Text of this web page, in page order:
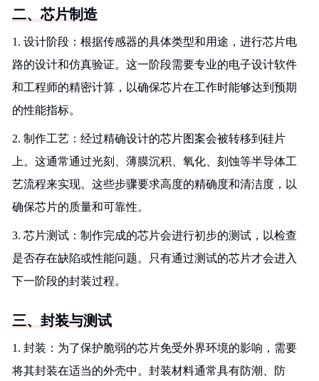
二、芯片制造
1. 设计阶段：根据传感器的具体类型和用途，进行芯片电
路的设计和仿真验证。这一阶段需要专业的电子设计软件
和工程师的精密计算，以确保芯片在工作时能够达到预期
的性能指标。
2. 制作工艺：经过精确设计的芯片图案会被转移到硅片
上。这通常通过光刻、薄膜沉积、氧化、刻蚀等半导体工
艺流程来实现。这些步骤要求高度的精确度和清洁度，以
确保芯片的质量和可靠性。
3. 芯片测试：制作完成的芯片会进行初步的测试，以检查
是否存在缺陷或性能问题。只有通过测试的芯片才会进入
下一阶段的封装过程。
三、封装与测试
1. 封装：为了保护脆弱的芯片免受外界环境的影响，需要
将其封装在适当的外壳中。封装材料通常具有防潮、防